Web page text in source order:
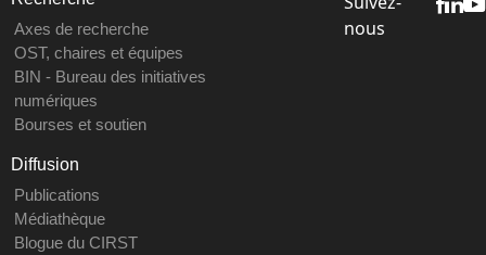
Axes de recherche
OST, chaires et équipes
BIN - Bureau des initiatives
numériques
Bourses et soutien
Diffusion
Publications
Médiathèque
Blogue du CIRST
nous